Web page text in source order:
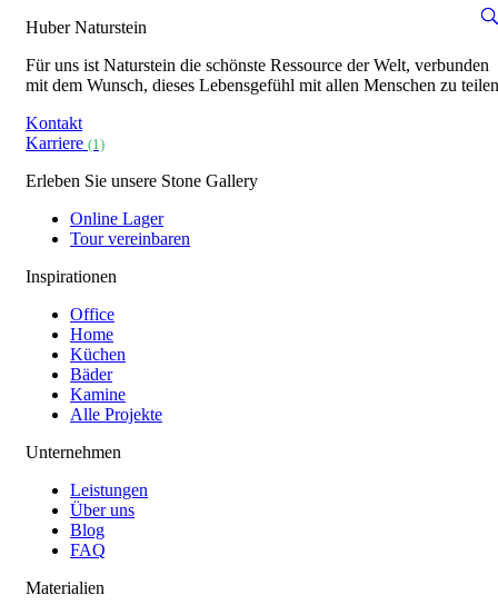
Huber Naturstein
Für uns ist Naturstein die schönste Ressource der Welt, verbunden
mit dem Wunsch, dieses Lebensgefühl mit allen Menschen zu
Kontakt
Karriere (1)
Erleben Sie unsere Stone Gallery
Online Lager
Tour vereinbaren
Inspirationen
Office
Home
Küchen
Bäder
Kamine
Alle Projekte
Unternehmen
Leistungen
Über uns
Blog
FAQ
Materialien